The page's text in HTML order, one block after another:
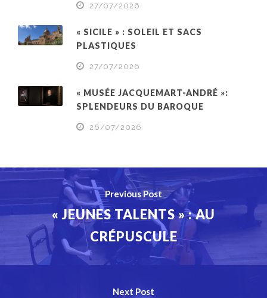
27/07/2026
« SICILE » : SOLEIL ET SACS
PLASTIQUES
27/07/2026
« MUSÉE JACQUEMART-ANDRÉ »:
SPLENDEURS DU BAROQUE
26/07/2026
Previous Post
« JEUNES TALENTS » : AU
CRÉPUSCULE
Next Post